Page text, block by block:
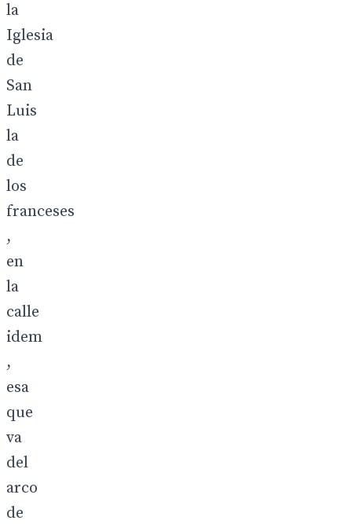
la
Iglesia
de
San
Luis
la
de
los
franceses
,
en
la
calle
idem
,
esa
que
va
del
arco
de